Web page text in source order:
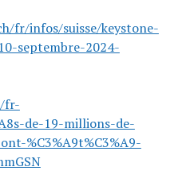
fr/infos/suisse/keystone-
septembre-2024-
fr-
de-19-millions-de-
%C3%A9t%C3%A9-